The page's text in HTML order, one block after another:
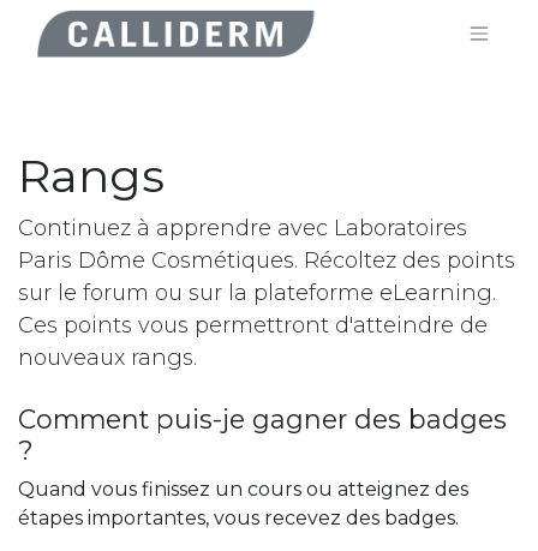
Rangs
Continuez à apprendre avec ​Laboratoires
Paris Dôme Cosmétiques. Récoltez des points
sur le forum ou sur la plateforme eLearning.
Ces points vous permettront d'atteindre de
nouveaux rangs.
Comment puis-je gagner des badges
?
Quand vous finissez un cours ou atteignez des
étapes importantes, vous recevez des badges.